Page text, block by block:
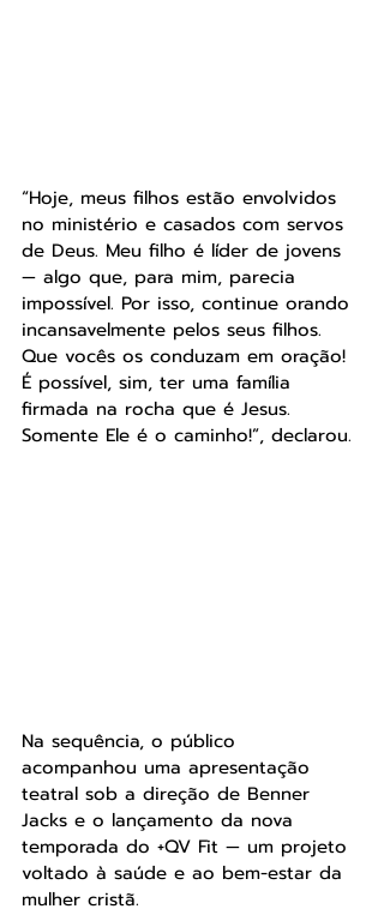
“Hoje, meus filhos estão envolvidos
no ministério e casados com servos
de Deus. Meu filho é líder de jovens
— algo que, para mim, parecia
impossível. Por isso, continue orando
incansavelmente pelos seus filhos.
Que vocês os conduzam em oração!
É possível, sim, ter uma família
firmada na rocha que é Jesus.
Somente Ele é o caminho!”, declarou.
Na sequência, o público
acompanhou uma apresentação
teatral sob a direção de Benner
Jacks e o lançamento da nova
temporada do +QV Fit — um projeto
voltado à saúde e ao bem-estar da
mulher cristã.